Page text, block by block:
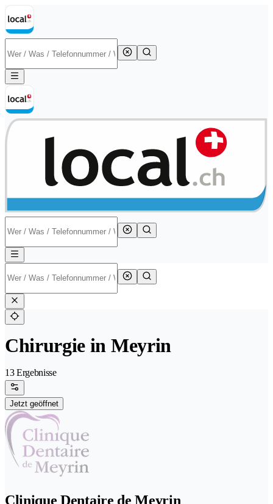
Chirurgie in Meyrin
13 Ergebnisse
Jetzt geöffnet
Clinique Dentaire de Meyrin